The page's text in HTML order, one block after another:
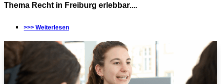
Thema Recht in Freiburg erlebbar....
>>> Weiterlesen